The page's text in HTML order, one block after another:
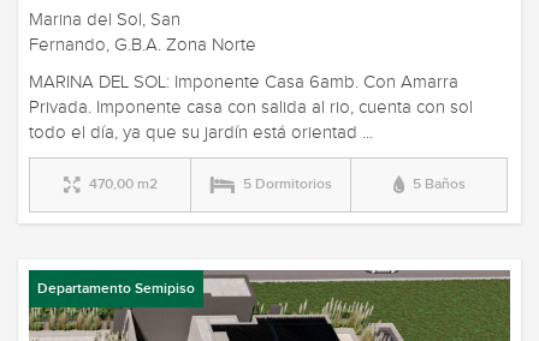
Marina del Sol, San
Fernando, G.B.A. Zona Norte
MARINA DEL SOL: Imponente Casa 6amb. Con Amarra
Privada. Imponente casa con salida al rio, cuenta con sol
todo el día, ya que su jardín está orientad ...
470,00 m2 5 Dormitorios 5 Baños
Departamento Semipiso